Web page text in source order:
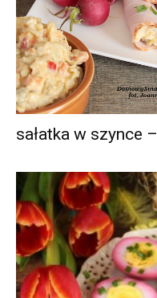
sałatka w szynce